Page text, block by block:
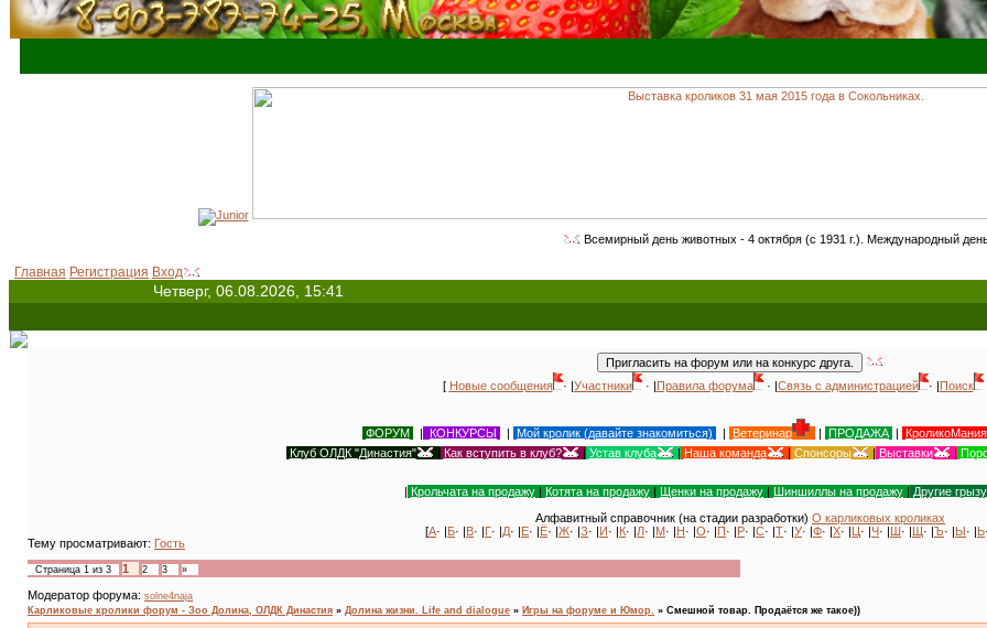
Всемирный день животных - 4 октября (с 1931 г.). Международный день кролика - 27
Главная Регистрация Вход
Четверг, 06.08.2026, 15:41
[ Новые сообщения · |Участники · |Правила форума · |Связь с администрацией · |Поиск
ФОРУМ | КОНКУРСЫ | Мой кролик (давайте знакомиться) | Ветеринар | ПРОДАЖА | КроликоМания
Клуб ОЛДК "Династия"
| Как вступить в клуб? | Устав клуба | Наша команда | Спонсоры | Выставки |
| Крольчата на продажу | Котята на продажу | Щенки на продажу | Шиншиллы на продажу | Другие
Алфавитный справочник (на стадии разработки) О карликовых кроликах
[А· |Б· |В· |Г· |Д· |Е· |Ё· |Ж· |З· |И· |К· |Л· |М· |Н· |О· |П· |Р· |С· |Т· |У· |Ф· |Х· |Ц· |Ч· |Ш· |Щ· |Ъ· |Ы· |Ь
Тему просматривают: Гость
Страница 1 из 3 1 2 3 »
Модератор форума: solne4naja
Карликовые кролики форум - Зоо Долина, ОЛДК Династия » Долина жизни. Life and dialogue » Игры на форуме и Юмор. » Смешной товар. Продаётся же такое))